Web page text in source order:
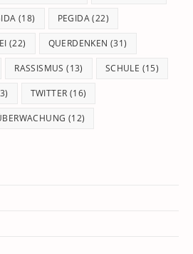
(18) PEGIDA(22)
(22) QUERDENKEN (31)
RASSISMUS (13) SCHULE (15)
TWITTER (16)
(12)